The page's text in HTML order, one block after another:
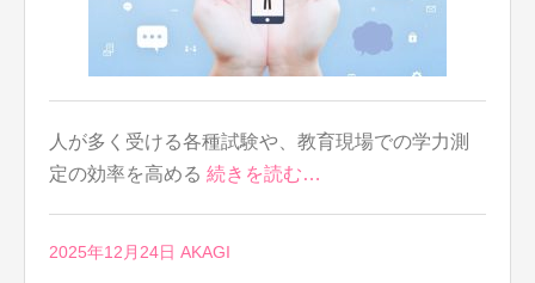
人が多く受ける各種試験や、教育現場での学力測
定の効率を高める 続きを読む…
2025年12月24日 AKAGI